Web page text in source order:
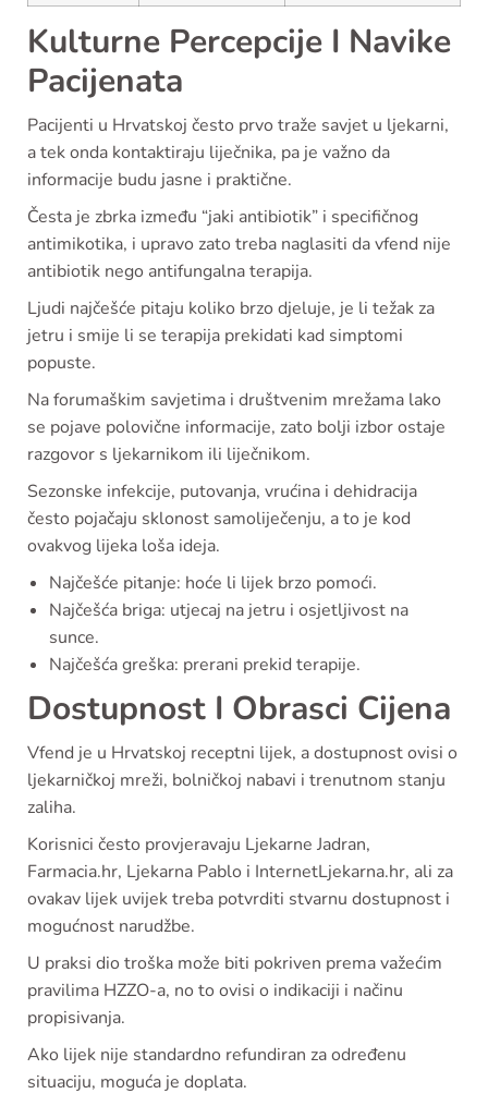
Kulturne Percepcije I Navike
Pacijenata
Pacijenti u Hrvatskoj često prvo traže savjet u ljekarni,
a tek onda kontaktiraju liječnika, pa je važno da
informacije budu jasne i praktične.
Česta je zbrka između “jaki antibiotik” i specifičnog
antimikotika, i upravo zato treba naglasiti da vfend nije
antibiotik nego antifungalna terapija.
Ljudi najčešće pitaju koliko brzo djeluje, je li težak za
jetru i smije li se terapija prekidati kad simptomi
popuste.
Na forumaškim savjetima i društvenim mrežama lako
se pojave polovične informacije, zato bolji izbor ostaje
razgovor s ljekarnikom ili liječnikom.
Sezonske infekcije, putovanja, vrućina i dehidracija
često pojačaju sklonost samoliječenju, a to je kod
ovakvog lijeka loša ideja.
Najčešće pitanje: hoće li lijek brzo pomoći.
Najčešća briga: utjecaj na jetru i osjetljivost na
sunce.
Najčešća greška: prerani prekid terapije.
Dostupnost I Obrasci Cijena
Vfend je u Hrvatskoj receptni lijek, a dostupnost ovisi o
ljekarničkoj mreži, bolničkoj nabavi i trenutnom stanju
zaliha.
Korisnici često provjeravaju Ljekarne Jadran,
Farmacia.hr, Ljekarna Pablo i InternetLjekarna.hr, ali za
ovakav lijek uvijek treba potvrditi stvarnu dostupnost i
mogućnost narudžbe.
U praksi dio troška može biti pokriven prema važećim
pravilima HZZO-a, no to ovisi o indikaciji i načinu
propisivanja.
Ako lijek nije standardno refundiran za određenu
situaciju, moguća je doplata.